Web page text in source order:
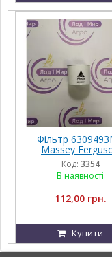
Фільтр
Massey
Код: 3354
В наявності
112,00 грн.
Купити